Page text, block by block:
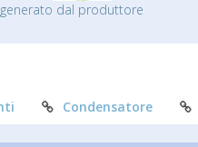
dal produttore
Condensatore